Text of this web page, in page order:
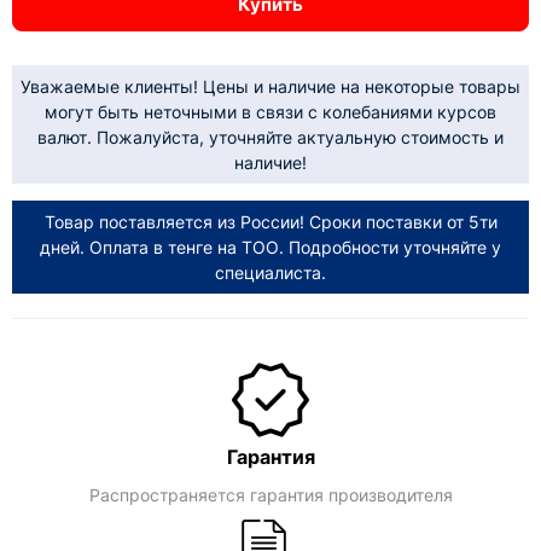
Уважаемые клиенты! Цены и наличие на некоторые товары
могут быть неточными в связи с колебаниями курсов
валют. Пожалуйста, уточняйте актуальную стоимость и
наличие!
Товар поставляется из России! Сроки поставки от 5ти
дней. Оплата в тенге на ТОО. Подробности уточняйте у
специалиста.
Гарантия
Распространяется гарантия производителя